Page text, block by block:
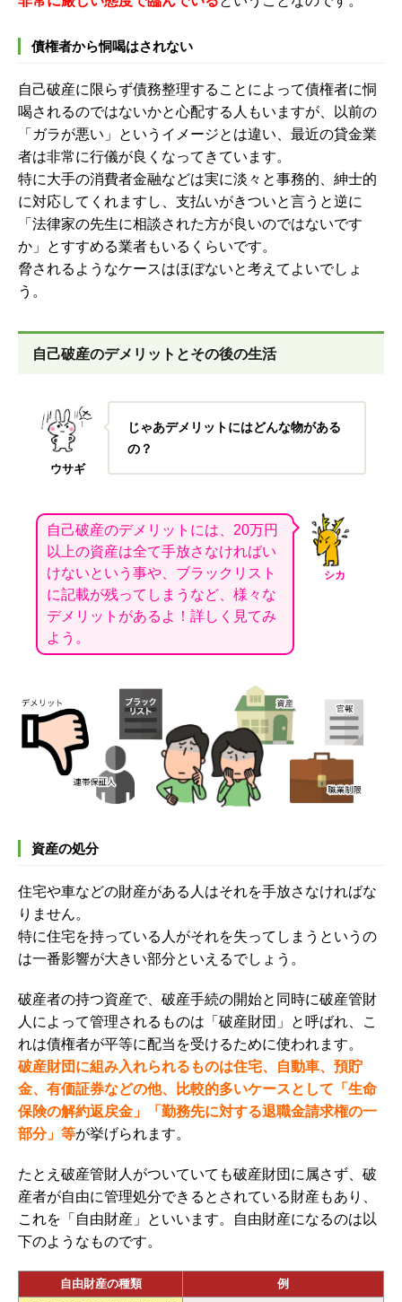
債権者から恫喝はされない
自己破産に限らず債務整理することによって債権者に恫
喝されるのではないかと心配する人もいますが、以前の
「ガラが悪い」というイメージとは違い、最近の貸金業
者は非常に行儀が良くなってきています。
特に大手の消費者金融などは実に淡々と事務的、紳士的
に対応してくれますし、支払いがきついと言うと逆に
「法律家の先生に相談された方が良いのではないです
か」とすすめる業者もいるくらいです。
脅されるようなケースはほぼないと考えてよいでしょ
う。
自己破産のデメリットとその後の生活
ウサギ
じゃあデメリットにはどんな物がある
の？
シカ
自己破産のデメリットには、20万円
以上の資産は全て手放さなければい
けないという事や、ブラックリスト
に記載が残ってしまうなど、様々な
デメリットがあるよ！詳しく見てみ
よう。
資産の処分
住宅や車などの財産がある人はそれを手放さなければな
りません。
特に住宅を持っている人がそれを失ってしまうというの
は一番影響が大きい部分といえるでしょう。
破産者の持つ資産で、破産手続の開始と同時に破産管財
人によって管理されるものは「破産財団」と呼ばれ、こ
れは債権者が平等に配当を受けるために使われます。
破産財団に組み入れられるものは住宅、自動車、預貯
金、有価証券などの他、比較的多いケースとして「生命
保険の解約返戻金」「勤務先に対する退職金請求権の一
部分」等が挙げられます。
たとえ破産管財人がついていても破産財団に属さず、破
産者が自由に管理処分できるとされている財産もあり、
これを「自由財産」といいます。自由財産になるのは以
下のようなものです。
自由財産の種類
例